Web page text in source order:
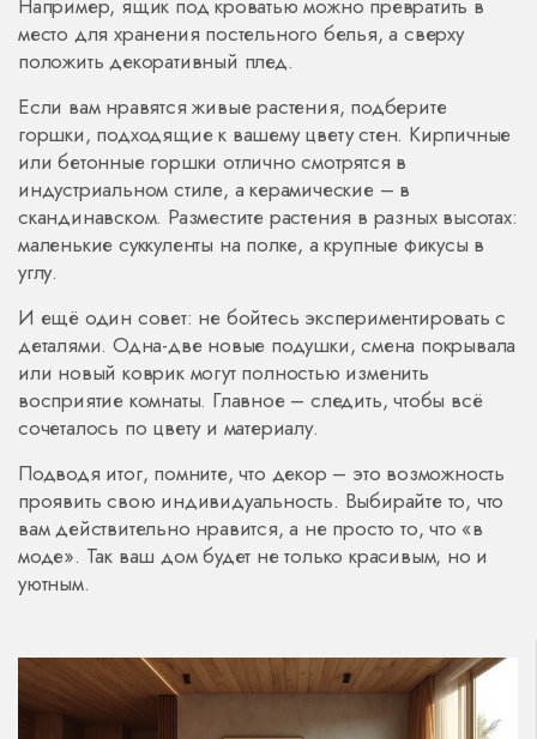
Например, ящик под кроватью можно превратить в
место для хранения постельного белья, а сверху
положить декоративный плед.
Если вам нравятся живые растения, подберите
горшки, подходящие к вашему цвету стен. Кирпичные
или бетонные горшки отлично смотрятся в
индустриальном стиле, а керамические – в
скандинавском. Разместите растения в разных высотах:
маленькие суккуленты на полке, а крупные фикусы в
углу.
И ещё один совет: не бойтесь экспериментировать с
деталями. Одна-две новые подушки, смена покрывала
или новый коврик могут полностью изменить
восприятие комнаты. Главное – следить, чтобы всё
сочеталось по цвету и материалу.
Подводя итог, помните, что декор – это возможность
проявить свою индивидуальность. Выбирайте то, что
вам действительно нравится, а не просто то, что «в
моде». Так ваш дом будет не только красивым, но и
уютным.